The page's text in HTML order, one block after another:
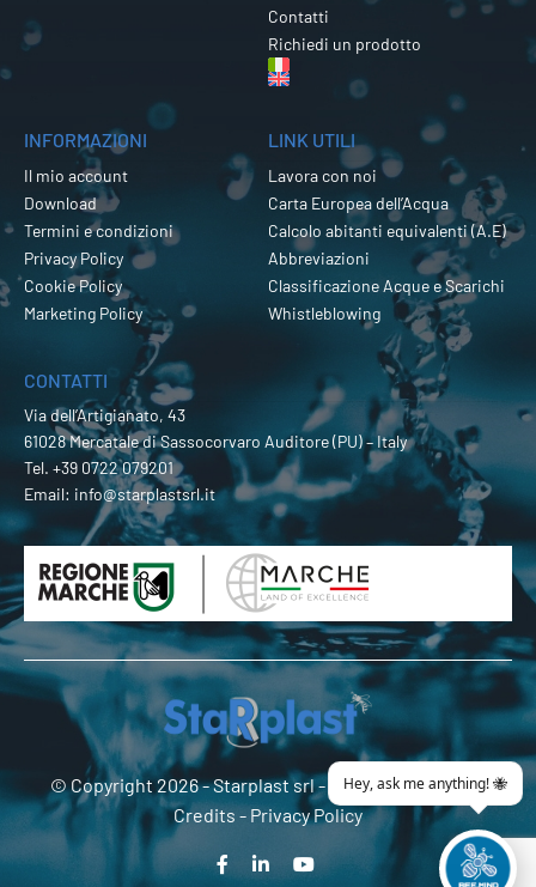
Contatti
Richiedi un prodotto
INFORMAZIONI
Il mio account
Download
Termini e condizioni
Privacy Policy
Cookie Policy
Marketing Policy
LINK UTILI
Lavora con noi
Carta Europea dell’Acqua
Calcolo abitanti equivalenti (A.E)
Abbreviazioni
Classificazione Acque e Scarichi
Whistleblowing
CONTATTI
Via dell’Artigianato, 43
61028 Mercatale di Sassocorvaro Auditore (PU) – Italy
Tel. +39 0722 079201
Email: info@starplastsrl.it
© Copyright 2026 -Starplast srl- P.Iva 02274180419 -
Credits - Privacy Policy